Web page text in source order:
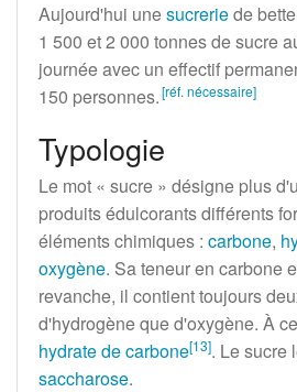
Aujourd'hui unesucreriede
1 500 et 2 000 tonnesde sucre
journée avec un effectif
150 personnes.[réf. nécessaire]
Typologie
Le mot « sucre » désigne plus
produits édulcorants différents
éléments chimiques : carbone,
oxygène. Sa teneur en carbone
revanche, il contient toujours
d'hydrogène que d'oxygène. À
hydrate de carbone[13]. Le sucre
saccharose.